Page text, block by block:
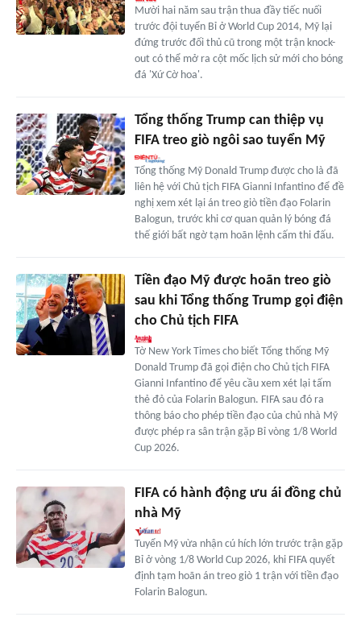
Mười hai năm sau trận thua đầy tiếc nuối
trước đội tuyển Bỉ ở World Cup 2014, Mỹ lại
đứng trước đối thủ cũ trong một trận knock-
out có thể mở ra cột mốc lịch sử mới cho bóng
đá 'Xứ Cờ hoa'.
Tổng thống Trump can thiệp vụ
FIFA treo giò ngôi sao tuyển Mỹ
Tổng thống Mỹ Donald Trump được cho là đã
liên hệ với Chủ tịch FIFA Gianni Infantino để đề
nghị xem xét lại án treo giò tiền đạo Folarin
Balogun, trước khi cơ quan quản lý bóng đá
thế giới bất ngờ tạm hoãn lệnh cấm thi đấu.
Tiền đạo Mỹ được hoãn treo giò
sau khi Tổng thống Trump gọi điện
cho Chủ tịch FIFA
Tờ New York Times cho biết Tổng thống Mỹ
Donald Trump đã gọi điện cho Chủ tịch FIFA
Gianni Infantino để yêu cầu xem xét lại tấm
thẻ đỏ của Folarin Balogun. FIFA sau đó ra
thông báo cho phép tiền đạo của chủ nhà Mỹ
được phép ra sân trận gặp Bỉ vòng 1/8 World
Cup 2026.
FIFA có hành động ưu ái đồng chủ
nhà Mỹ
Tuyển Mỹ vừa nhận cú hích lớn trước trận gặp
Bỉ ở vòng 1/8 World Cup 2026, khi FIFA quyết
định tạm hoãn án treo giò 1 trận với tiền đạo
Folarin Balogun.